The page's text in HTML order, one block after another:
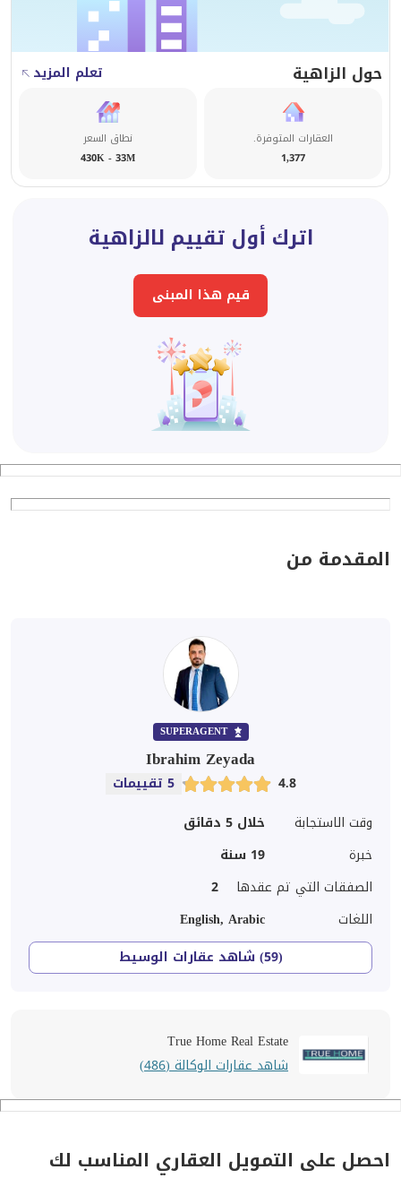
حول الزاهية تعلم المزيد
العقارات المتوفرة.
1,377
نطاق السعر
430K - 33M
اترك أول تقييم لالزاهية
قيم هذا المبنى
المقدمة من
SUPERAGENT
Ibrahim Zeyada
4.8
5 تقييمات
وقت الاستجابة
خلال 5 دقائق
خبرة
19 سنة
الصفقات التي تم عقدها
2
اللغات
English, Arabic
(59) شاهد عقارات الوسيط
True Home Real Estate
شاهد عقارات الوكالة (486)
احصل على التمويل العقاري المناسب لك